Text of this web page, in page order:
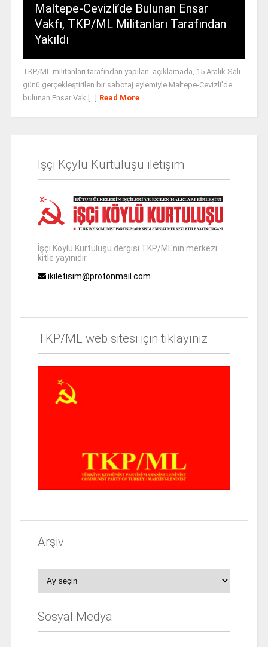
Maltepe-Cevizli’de Bulunan Ensar
Vakfı, TKP/ML Militanları Tarafından
Yakıldı
TKP/ML militanları tarafından yapılan açıklamada, 15 Aralık Salı
günü gerçekleştirilen bir sabotaj eylemiyle Maltepe-Cevizli'de
bulunan Ensar Vak [...]
Read More
İşçi Kçylü Kurtuluşu iletişim
İşçi Köylü Kurtuluşu dergisi TKP/ML'nin merkezi
kitle yayınıdır.
ikiletisim@protonmail.com
TKP/ML web sitesi için tıklayınız
Arşiv
Sosyal Medya